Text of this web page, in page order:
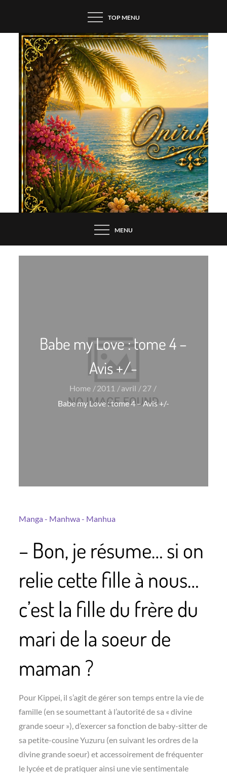
content
TOP MENU
MENU
Babe my Love : tome 4 –
Avis +/-
Home 2011 avril
27
Babe my Love : tome 4 – Avis +/-
Manga - Manhwa - Manhua
– Bon, je résume… si on
relie cette fille à nous…
c’est la fille du frère du
mari de la soeur de
maman ?
Pour Kippei, il s’agit de gérer son temps entre la vie de
famille (en se soumettant à l’autorité de sa « divine
grande soeur »), d’exercer sa fonction de baby-sitter de
sa petite-cousine Yuzuru (en suivant les ordres de la
divine grande soeur) et accessoirement de fréquenter
le lycée et de pratiquer ainsi une vie sentimentale